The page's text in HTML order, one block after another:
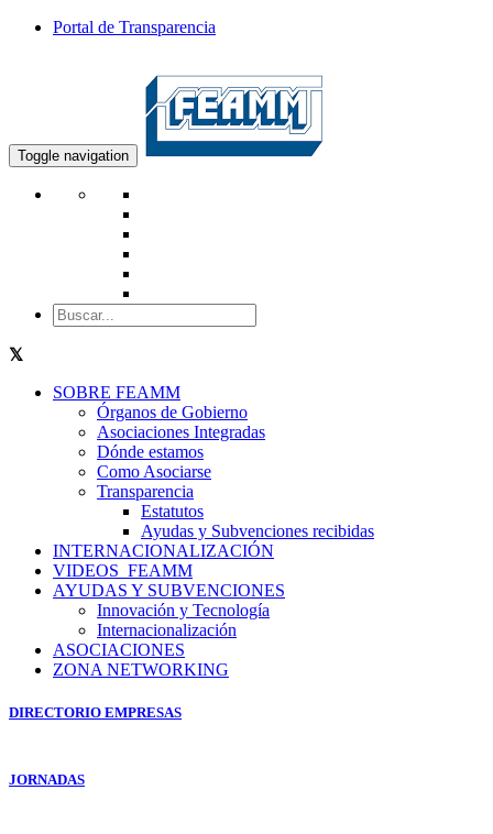
Portal de Transparencia
Toggle navigation
SOBRE FEAMM
Órganos de Gobierno
Asociaciones Integradas
Dónde estamos
Como Asociarse
Transparencia
Estatutos
Ayudas y Subvenciones recibidas
INTERNACIONALIZACIÓN
VIDEOS_FEAMM
AYUDAS Y SUBVENCIONES
Innovación y Tecnología
Internacionalización
ASOCIACIONES
ZONA NETWORKING
DIRECTORIO EMPRESAS
JORNADAS